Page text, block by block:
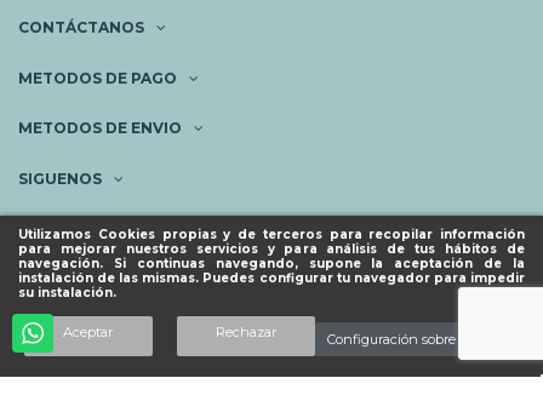
Utilizamos Cookies propias y de terceros para recopilar información
para mejorar nuestros servicios y para análisis de tus hábitos de
navegación. Si continuas navegando, supone la aceptación de la
instalación de las mismas. Puedes configurar tu navegador para impedir
su instalación.
Aceptar Rechazar Configuración sobre cookies
Añadir al carrito
CONTÁCTANOS
METODOS DE PAGO
METODOS DE ENVIO
SIGUENOS
NEWSLETTER